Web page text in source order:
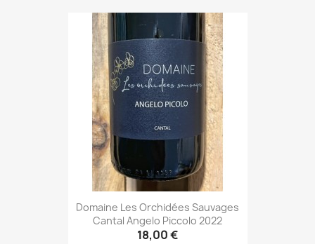
Domaine Les Orchidées Sauvages
Cantal Angelo Piccolo 2022
18,00 €